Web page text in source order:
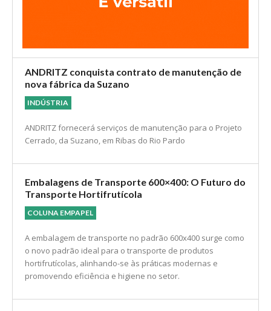
ANDRITZ conquista contrato de manutenção de
nova fábrica da Suzano
INDÚSTRIA
ANDRITZ fornecerá serviços de manutenção para o Projeto
Cerrado, da Suzano, em Ribas do Rio Pardo
Embalagens de Transporte 600×400: O Futuro do
Transporte Hortifrutícola
COLUNA EMPAPEL
A embalagem de transporte no padrão 600x400 surge como
o novo padrão ideal para o transporte de produtos
hortifrutícolas, alinhando-se às práticas modernas e
promovendo eficiência e higiene no setor.